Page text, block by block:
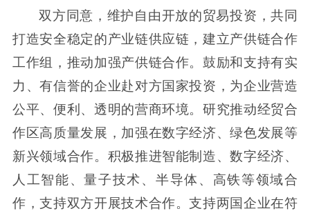
双方同意，维护自由开放的贸易投资，共同
打造安全稳定的产业链供应链，建立产供链合作
工作组，推动加强产供链合作。鼓励和支持有实
力、有信誉的企业赴对方国家投资，为企业营造
公平、便利、透明的营商环境。研究推动经贸合
作区高质量发展，加强在数字经济、绿色发展等
新兴领域合作。积极推进智能制造、数字经济、
人工智能、量子技术、半导体、高铁等领域合
作，支持双方开展技术合作。支持两国企业在符